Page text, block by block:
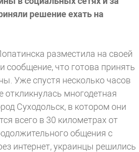
решение ехать на
разместила на своей
сообщение, что готова принять
Уже спустя несколько часов
откликнулась многодетная
Суходольск, в котором они
всего в 30 километрах от
общения с
интернет, украинцы решились